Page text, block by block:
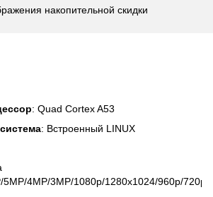
накопительной скидки
: Quad Cortex A53
: Встроенный LINUX
5MP/4MP/3MP/1080p/1280x1024/960p/720p/